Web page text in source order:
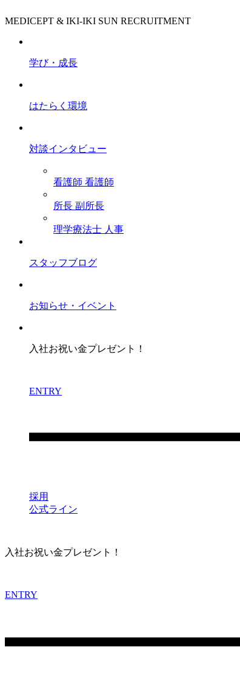
MEDICEPT & IKI-IKI SUN RECRUITMENT
学び・成長
はたらく環境
対談インタビュー
看護師 看護師
所長 副所長
理学療法士 人事
スタッフブログ
お知らせ・イベント
入社お祝い金プレゼント！
ENTRY
採用
公式ライン
入社お祝い金プレゼント！
ENTRY